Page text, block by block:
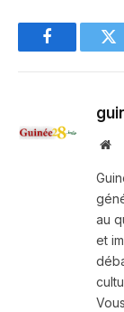
Facebook
au
et